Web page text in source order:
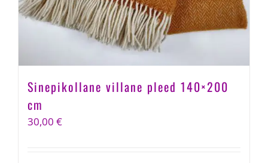
Sinepikollane villane pleed 140×200
cm
30,00 €